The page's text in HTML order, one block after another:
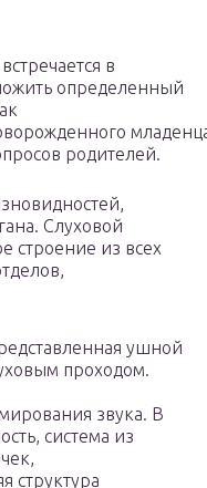
в
определенный
родителей.
Слуховой
строение из всех
ушной
проходом.
звука. В
система из
структура